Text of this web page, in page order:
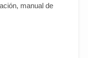
manual de